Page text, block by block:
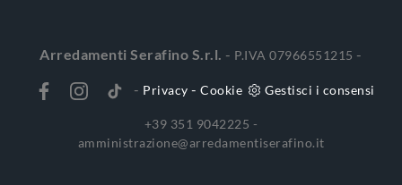
Arredamenti Serafino S.r.l. - P.IVA 07966551215 -
- Privacy - Cookie Gestisci i consensi
+39 351 9042225 -
amministrazione@arredamentiserafino.it